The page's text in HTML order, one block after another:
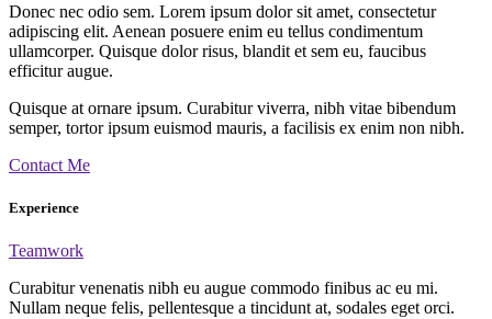
Donec nec odio sem. Lorem ipsum dolor sit amet, consectetur
adipiscing elit. Aenean posuere enim eu tellus condimentum
ullamcorper. Quisque dolor risus, blandit et sem eu, faucibus
efficitur augue.
Quisque at ornare ipsum. Curabitur viverra, nibh vitae bibendum
semper, tortor ipsum euismod mauris, a facilisis ex enim non nibh.
Contact Me
Experience
Teamwork
Curabitur venenatis nibh eu augue commodo finibus ac eu mi.
Nullam neque felis, pellentesque a tincidunt at, sodales eget orci.